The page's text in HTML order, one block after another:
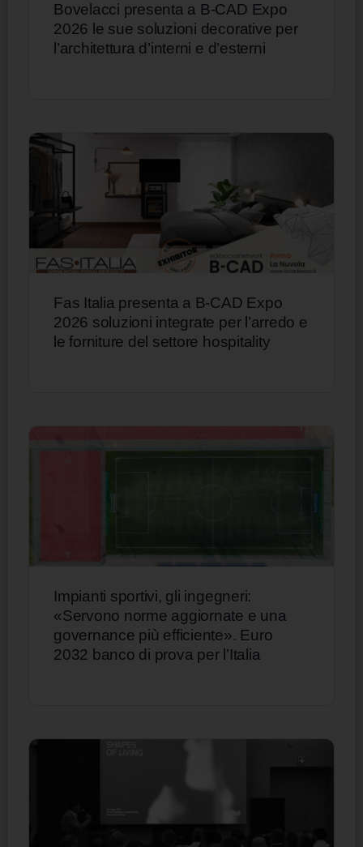
Bovelacci presenta a B-CAD Expo
2026 le sue soluzioni decorative per
l’architettura d’interni e d’esterni
Fas Italia presenta a B-CAD Expo
2026 soluzioni integrate per l’arredo e
le forniture del settore hospitality
Impianti sportivi, gli ingegneri:
«Servono norme aggiornate e una
governance più efficiente». Euro
2032 banco di prova per l’Italia